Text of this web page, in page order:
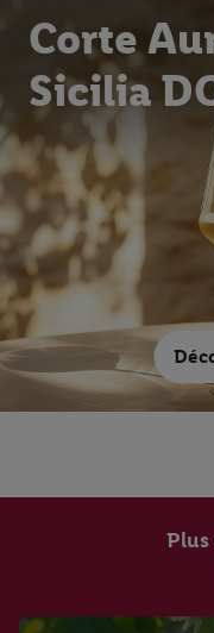
Corte
Sicilia